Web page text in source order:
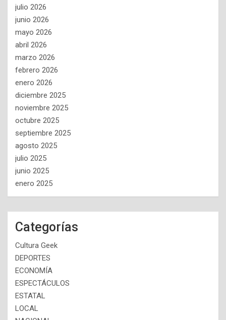
julio 2026
junio 2026
mayo 2026
abril 2026
marzo 2026
febrero 2026
enero 2026
diciembre 2025
noviembre 2025
octubre 2025
septiembre 2025
agosto 2025
julio 2025
junio 2025
enero 2025
Categorías
Cultura Geek
DEPORTES
ECONOMÍA
ESPECTÁCULOS
ESTATAL
LOCAL